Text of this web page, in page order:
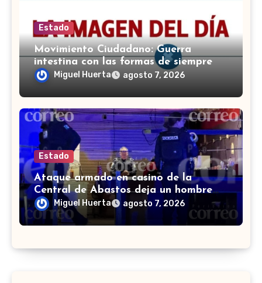
Estado
Movimiento Ciudadano: Guerra
intestina con las formas de siempre
Miguel Huerta agosto 7, 2026
Estado
Ataque armado en casino de la
Central de Abastos deja un hombre
muerto en León
Miguel Huerta agosto 7, 2026